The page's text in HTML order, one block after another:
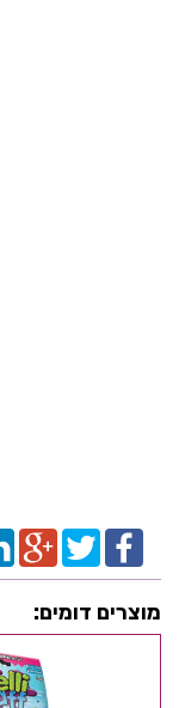
מוצרים דומים: